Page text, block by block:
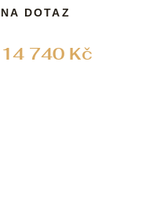
14 740 Kč
NA DOTAZ